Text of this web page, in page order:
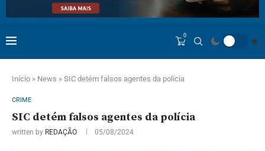
0
Início » News » SIC detém falsos agentes da polícia
CRIME
SIC detém falsos agentes da polícia
written by REDAÇÃO 05/08/2024